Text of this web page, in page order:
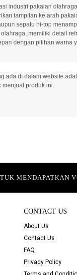
industri pakaian
tampilan ke arah
sepatu hi-top
memiliki detail
dengan pilihan warna
ada di dalam website
menjual produk ini.
MENDAPATKAN
CONTACT US
About Us
Contact Us
FAQ
Privacy Policy